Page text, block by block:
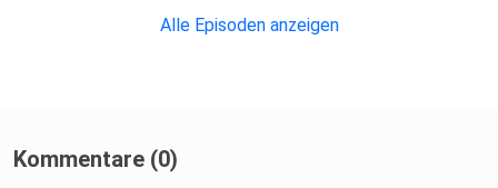
Alle Episoden anzeigen
Kommentare (0)